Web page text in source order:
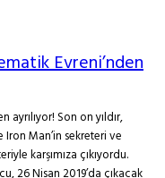
Evreni’nden
Son on yıldır,
Man’in sekreteri ve
karşımıza çıkıyordu.
26 Nisan 2019’da çıkacak